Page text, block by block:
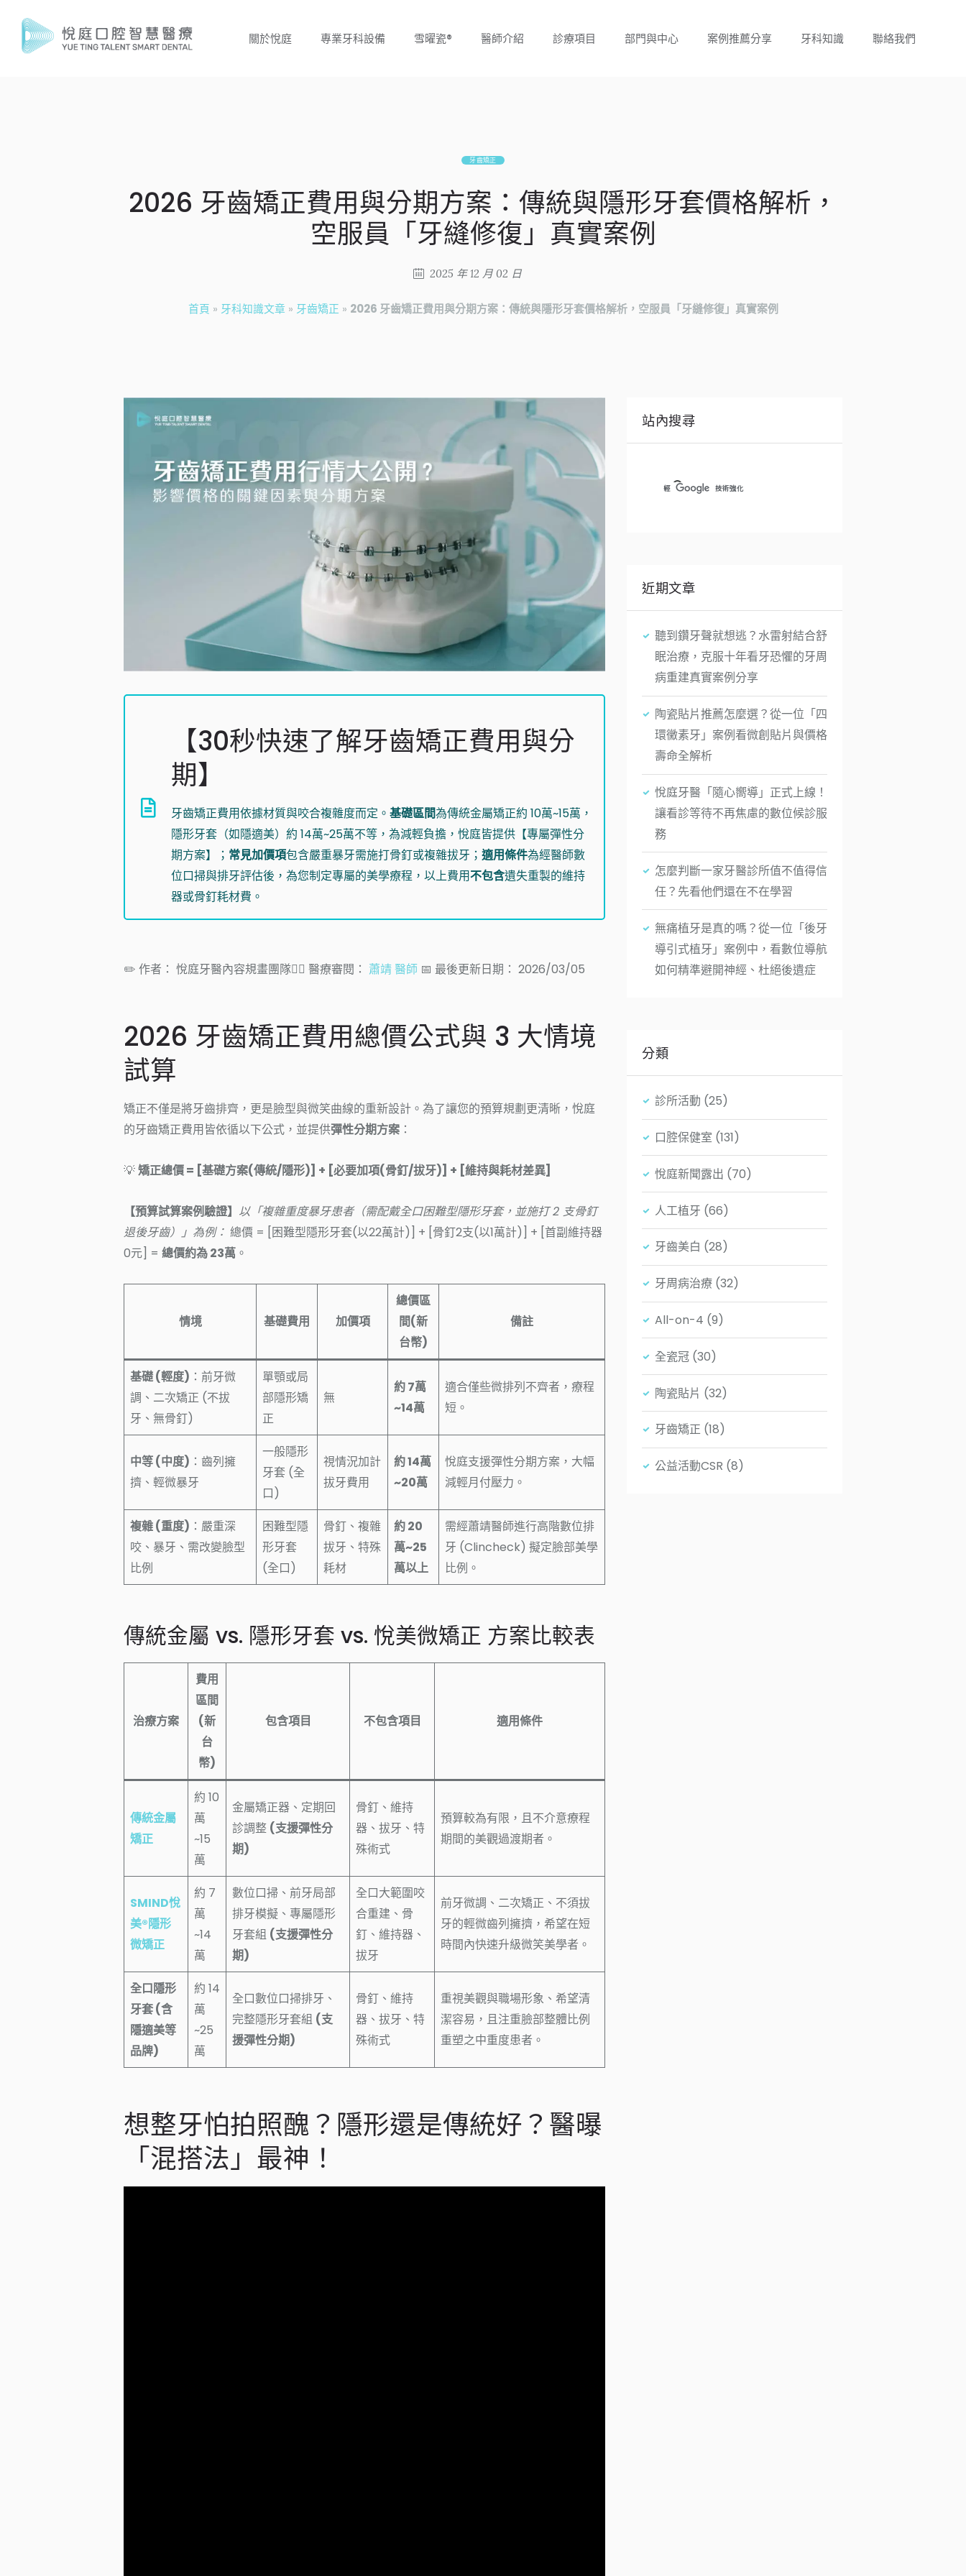
關於悅庭 專業牙科設備 雪曜瓷® 醫師介紹 診療項目 部門與中心 案例推薦分享 牙科知識 聯絡我們
牙齒矯正
2026 牙齒矯正費用與分期方案：傳統與隱形牙套價格解析，
空服員「牙縫修復」真實案例
2025 年 12 月 02 日
首頁 » 牙科知識文章 » 牙齒矯正 » 2026 牙齒矯正費用與分期方案：傳統與隱形牙套價格解析，空服員「牙縫修復」真實案例
【30秒快速了解牙齒矯正費用與分
期】
牙齒矯正費用依據材質與咬合複雜度而定。 基礎區間為傳統金屬矯正約 10萬~15萬，
隱形牙套（如隱適美）約 14萬~25萬不等，為減輕負擔，悅庭皆提供【專屬彈性分
期方案】； 常見加價項包含嚴重暴牙需施打骨釘或複雜拔牙； 適用條件為經醫師數
位口掃與排牙評估後，為您制定專屬的美學療程，以上費用不包含遺失重製的維持
器或骨釘耗材費。
✏️ 作者： 悅庭牙醫內容規畫團隊👨‍⚕️ 醫療審閱： 蕭靖 醫師 📅 最後更新日期： 2026/03/05
2026 牙齒矯正費用總價公式與 3 大情境
試算
矯正不僅是將牙齒排齊，更是臉型與微笑曲線的重新設計。為了讓您的預算規劃更清晰，悅庭
的牙齒矯正費用皆依循以下公式，並提供彈性分期方案 ：
💡矯正總價 = [基礎方案(傳統/隱形)] + [必要加項(骨釘/拔牙)] + [維持與耗材差異]
【預算試算案例驗證】 以「複雜重度暴牙患者（需配戴全口困難型隱形牙套，並施打 2 支骨釘
退後牙齒）」為例： 總價 = [困難型隱形牙套(以22萬計)] + [骨釘2支(以1萬計)] + [首副維持器
0元] = 總價約為 23萬 。
情境 基礎費用 加價項
總價區
間(新
台幣)
備註
基礎 (輕度) ：前牙微
調、二次矯正 (不拔
牙、無骨釘)
單顎或局
部隱形矯
正
無
約 7萬
~14萬
適合僅些微排列不齊者，療程
短。
中等 (中度) ：齒列擁
擠、輕微暴牙
一般隱形
牙套 (全
口)
視情況加計
拔牙費用
約 14萬
~20萬
悅庭支援彈性分期方案，大幅
減輕月付壓力。
複雜 (重度) ：嚴重深
咬、暴牙、需改變臉型
比例
困難型隱
形牙套
(全口)
骨釘、複雜
拔牙、特殊
耗材
約 20
萬~25
萬以上
需經蕭靖醫師進行高階數位排
牙 (Clincheck) 擬定臉部美學
比例。
傳統金屬 vs. 隱形牙套 vs. 悅美微矯正 方案比較表
治療方案
費用
區間
(新
台
幣)
包含項目 不包含項目 適用條件
傳統金屬
矯正
約 10
萬
~15
萬
金屬矯正器、定期回
診調整 (支援彈性分
期)
骨釘、維持
器、拔牙、特
殊術式
預算較為有限，且不介意療程
期間的美觀過渡期者。
SMIND悅
美®隱形
微矯正
約 7
萬
~14
萬
數位口掃、前牙局部
排牙模擬、專屬隱形
牙套組 (支援彈性分
期)
全口大範圍咬
合重建、骨
釘、維持器、
拔牙
前牙微調、二次矯正、不須拔
牙的輕微齒列擁擠，希望在短
時間內快速升級微笑美學者。
全口隱形
牙套 (含
隱適美等
品牌)
約 14
萬
~25
萬
全口數位口掃排牙、
完整隱形牙套組 (支
援彈性分期)
骨釘、維持
器、拔牙、特
殊術式
重視美觀與職場形象、希望清
潔容易，且注重臉部整體比例
重塑之中重度患者。
想整牙怕拍照醜？隱形還是傳統好？醫曝
「混搭法」最神！
站內搜尋
近期文章
聽到鑽牙聲就想逃？水雷射結合舒
眠治療，克服十年看牙恐懼的牙周
病重建真實案例分享
陶瓷貼片推薦怎麼選？從一位「四
環黴素牙」案例看微創貼片與價格
壽命全解析
悅庭牙醫「隨心嚮導」正式上線！
讓看診等待不再焦慮的數位候診服
務
怎麼判斷一家牙醫診所值不值得信
任？先看他們還在不在學習
無痛植牙是真的嗎？從一位「後牙
導引式植牙」案例中，看數位導航
如何精準避開神經、杜絕後遺症
分類
診所活動 (25)
口腔保健室 (131)
悅庭新聞露出 (70)
人工植牙 (66)
牙齒美白 (28)
牙周病治療(32)
All-on-4 (9)
全瓷冠(30)
陶瓷貼片 (32)
牙齒矯正(18)
公益活動CSR (8)